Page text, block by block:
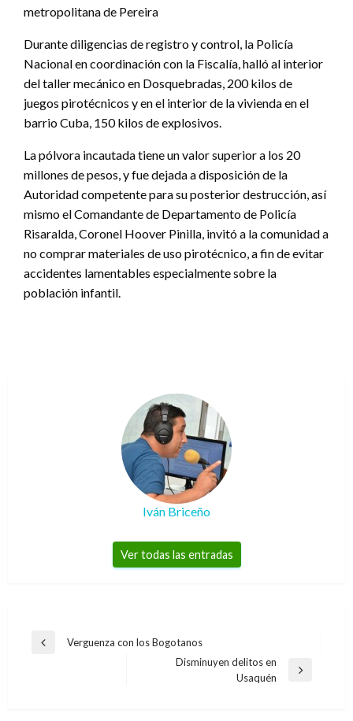
metropolitana de Pereira
Durante diligencias de registro y control, la Policía
Nacional en coordinación con la Fiscalía, halló al interior
del taller mecánico en Dosquebradas, 200 kilos de
juegos pirotécnicos y en el interior de la vivienda en el
barrio Cuba, 150 kilos de explosivos.
La pólvora incautada tiene un valor superior a los 20
millones de pesos, y fue dejada a disposición de la
Autoridad competente para su posterior destrucción, así
mismo el Comandante de Departamento de Policía
Risaralda, Coronel Hoover Pinilla, invitó a la comunidad a
no comprar materiales de uso pirotécnico, a fin de evitar
accidentes lamentables especialmente sobre la
población infantil.
Iván Briceño
Ver todas las entradas
Navegación
Entrada
Verguenza con los Bogotanos
Disminuyen delitos en
Usaquén